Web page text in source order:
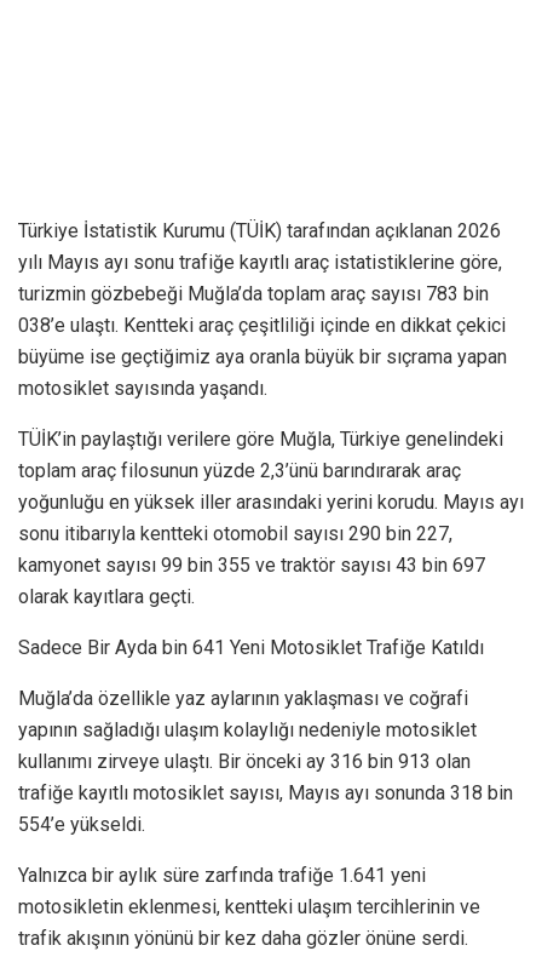
Türkiye İstatistik Kurumu (TÜİK) tarafından açıklanan 2026
yılı Mayıs ayı sonu trafiğe kayıtlı araç istatistiklerine göre,
turizmin gözbebeği Muğla’da toplam araç sayısı 783 bin
038’e ulaştı. Kentteki araç çeşitliliği içinde en dikkat çekici
büyüme ise geçtiğimiz aya oranla büyük bir sıçrama yapan
motosiklet sayısında yaşandı.
TÜİK’in paylaştığı verilere göre Muğla, Türkiye genelindeki
toplam araç filosunun yüzde 2,3’ünü barındırarak araç
yoğunluğu en yüksek iller arasındaki yerini korudu. Mayıs ayı
sonu itibarıyla kentteki otomobil sayısı 290 bin 227,
kamyonet sayısı 99 bin 355 ve traktör sayısı 43 bin 697
olarak kayıtlara geçti.
Sadece Bir Ayda bin 641 Yeni Motosiklet Trafiğe Katıldı
Muğla’da özellikle yaz aylarının yaklaşması ve coğrafi
yapının sağladığı ulaşım kolaylığı nedeniyle motosiklet
kullanımı zirveye ulaştı. Bir önceki ay 316 bin 913 olan
trafiğe kayıtlı motosiklet sayısı, Mayıs ayı sonunda 318 bin
554’e yükseldi.
Yalnızca bir aylık süre zarfında trafiğe 1.641 yeni
motosikletin eklenmesi, kentteki ulaşım tercihlerinin ve
trafik akışının yönünü bir kez daha gözler önüne serdi.